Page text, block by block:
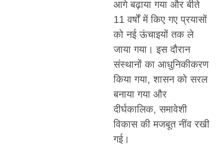
आगे बढ़ाया गया और बीते
11 वर्षों में किए गए प्रयासों
को नई ऊंचाइयों तक ले
जाया गया। इस दौरान
संस्थानों का आधुनिकीकरण
किया गया, शासन को सरल
बनाया गया और
दीर्घकालिक, समावेशी
विकास की मजबूत नींव रखी
गई।